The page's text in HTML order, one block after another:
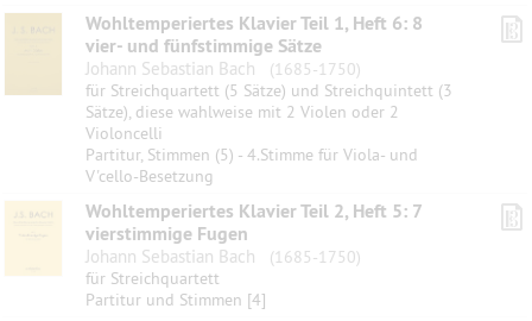
Wohltemperiertes Klavier Teil 1, Heft 6: 8
vier- und fünfstimmige Sätze
Johann Sebastian Bach
(1685-1750)
für Streichquartett (5 Sätze) und Streichquintett (3
Sätze), diese wahlweise mit 2 Violen oder 2
Violoncelli
Partitur, Stimmen (5) - 4.Stimme für Viola- und
V'cello-Besetzung
Wohltemperiertes Klavier Teil 2, Heft 5: 7
vierstimmige Fugen
Johann Sebastian Bach
(1685-1750)
für Streichquartett
Partitur und Stimmen [4]